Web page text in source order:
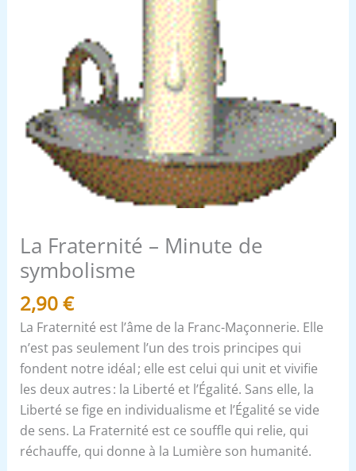
La Fraternité – Minute de
symbolisme
2,90€
La Fraternité est l’âme de la Franc-Maçonnerie. Elle
n’est pas seulement l’un des trois principes qui
fondent notre idéal ; elle est celui qui unit et vivifie
les deux autres : la Liberté et l’Égalité. Sans elle, la
Liberté se fige en individualisme et l’Égalité se vide
de sens. La Fraternité est ce souffle qui relie, qui
réchauffe, qui donne à la Lumière son humanité.